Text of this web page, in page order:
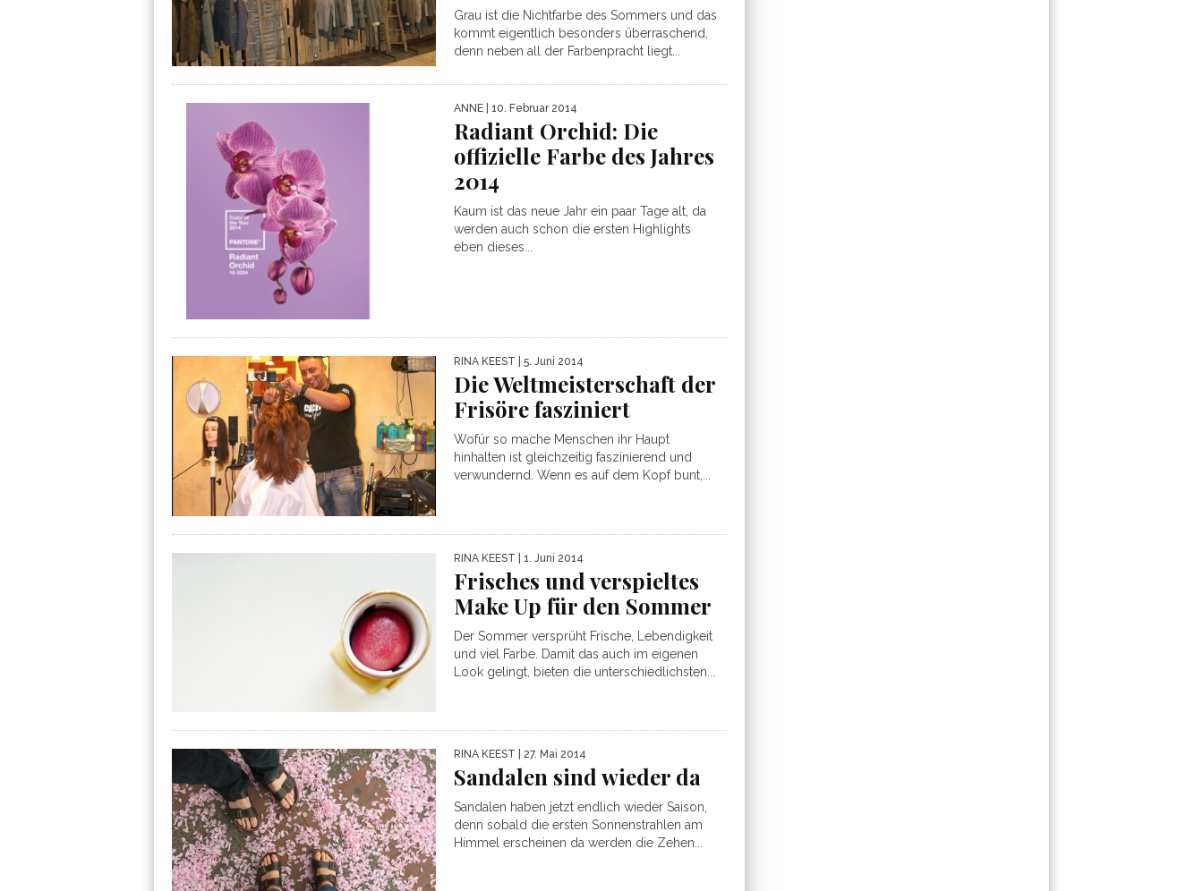
Grau ist die Nichtfarbe des Sommers und das
kommt eigentlich besonders überraschend,
denn neben all der Farbenpracht liegt...
ANNE | 10. Februar 2014
Radiant Orchid: Die
offizielle Farbe des Jahres
2014
Kaum ist das neue Jahr ein paar Tage alt, da
werden auch schon die ersten Highlights
eben dieses...
RINA KEEST | 5. Juni 2014
Die Weltmeisterschaft der
Frisöre fasziniert
Wofür so mache Menschen ihr Haupt
hinhalten ist gleichzeitig faszinierend und
verwundernd. Wenn es auf dem Kopf bunt,...
RINA KEEST | 1. Juni 2014
Frisches und verspieltes
Make Up für den Sommer
Der Sommer versprüht Frische, Lebendigkeit
und viel Farbe. Damit das auch im eigenen
Look gelingt, bieten die unterschiedlichsten...
RINA KEEST | 27. Mai 2014
Sandalen sind wieder da
Sandalen haben jetzt endlich wieder Saison,
denn sobald die ersten Sonnenstrahlen am
Himmel erscheinen da werden die Zehen...